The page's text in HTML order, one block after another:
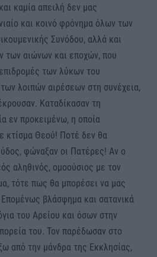
καμία απειλή δεν μας
και κοινό φρόνημα όλων των
Συνόδου, αλλά και
αιώνων και εποχών, που
των λύκων του
λοιπών αιρέσεων στη συνέχεια,
Καταδίκασαν τη
εν προκειμένω, η οποία
κτίσμα Θεού! Ποτέ δεν θα
φώναξαν οι Πατέρες! Αν ο
αληθινός, ομοούσιος με τον
τότε πως θα μπορέσει να μας
Επομένως βλάσφημα και σατανικά
του Αρείου και όσων στην
του. Τον παρέδωσαν στο
από την μάνδρα της Εκκλησίας,